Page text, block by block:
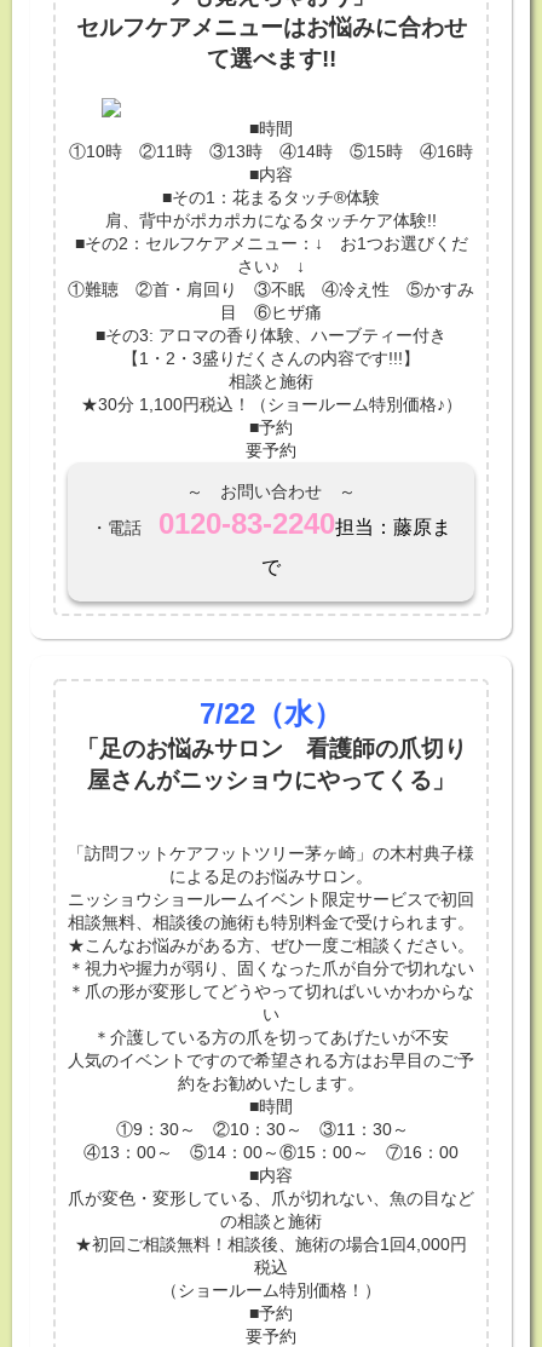
セルフケアメニューはお悩みに合わせ
て選べます!!
■時間
①10時 ②11時 ③13時 ④14時 ⑤15時 ④16時
■内容
■その1：花まるタッチ®体験
肩、背中がポカポカになるタッチケア体験!!
■その2：セルフケアメニュー：↓ お1つお選びくだ
さい♪ ↓
①難聴 ②首・肩回り ③不眠 ④冷え性 ⑤かすみ
目 ⑥ヒザ痛
■その3: アロマの香り体験、ハーブティー付き
【1・2・3盛りだくさんの内容です!!!】
相談と施術
★30分 1,100円税込！（ショールーム特別価格♪）
■予約
要予約
～ お問い合わせ ～
・電話 0120-83-2240担当：藤原ま
で
7/22 （水）
「足のお悩みサロン 看護師の爪切り
屋さんがニッショウにやってくる」
「訪問フットケアフットツリー茅ヶ崎」の木村典子様
による足のお悩みサロン。
ニッショウショールームイベント限定サービスで初回
相談無料、相談後の施術も特別料金で受けられます。
★こんなお悩みがある方、ぜひ一度ご相談ください。
＊視力や握力が弱り、固くなった爪が自分で切れない
＊爪の形が変形してどうやって切ればいいかわからな
い
＊介護している方の爪を切ってあげたいが不安
人気のイベントですので希望される方はお早目のご予
約をお勧めいたします。
■時間
①9：30～ ②10：30～ ③11：30～
④13：00～ ⑤14：00～⑥15：00～ ⑦16：00
■内容
爪が変色・変形している、爪が切れない、魚の目など
の相談と施術
★初回ご相談無料！相談後、施術の場合1回4,000円
税込
（ショールーム特別価格！）
■予約
要予約